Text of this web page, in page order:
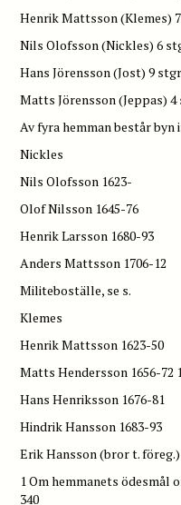
Henrik Mattsson (Klemes)
Nils Olofsson (Nickles) 6
Hans Jörensson (Jost) 9 stgr
Matts Jörensson (Jeppas)
Av fyra hemman består
Nickles
Nils Olofsson 1623-
Olof Nilsson 1645-76
Henrik Larsson 1680-93
Anders Mattsson 1706-12
Militeboställe, se s.
Klemes
Henrik Mattsson 1623-50
Matts Hendersson 1656-72
Hans Henriksson 1676-81
Hindrik Hansson 1683-93
Erik Hansson (bror t. föreg.)
1 Om hemmanets ödesmål
340